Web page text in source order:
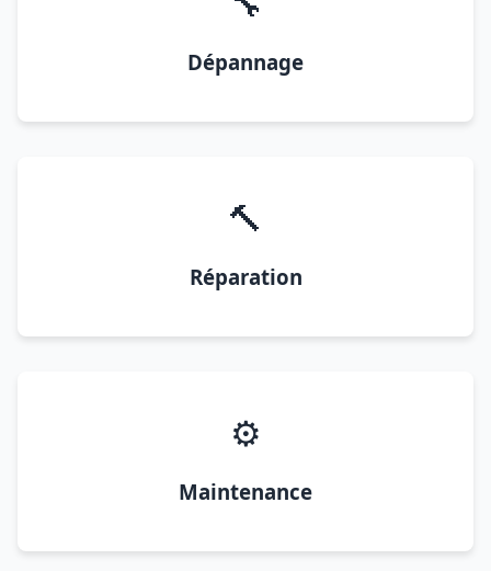
Dépannage
🔨
Réparation
⚙️
Maintenance